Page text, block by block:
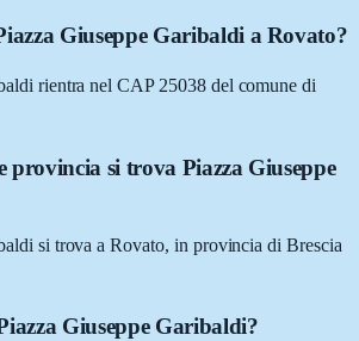
Giuseppe Garibaldi a Rovato?
rientra nel CAP 25038 del comune di
provincia si trova Piazza Giuseppe
si trova a Rovato, in provincia di Brescia
Giuseppe Garibaldi?